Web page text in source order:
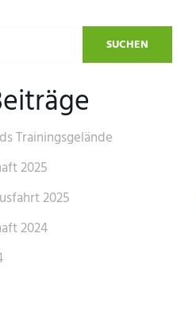
SUCHEN
Trainingsgelände
2025
2025
2024